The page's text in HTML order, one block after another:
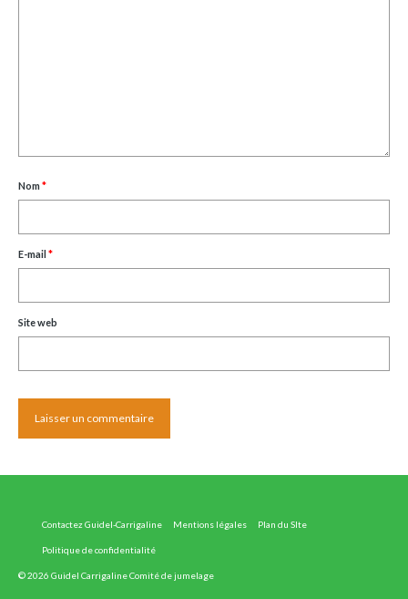
Nom*
E-mail*
Site web
Contactez Guidel-Carrigaline Mentions légales Plan du SIte
Politique de confidentialité
© 2026 Guidel Carrigaline Comité de jumelage